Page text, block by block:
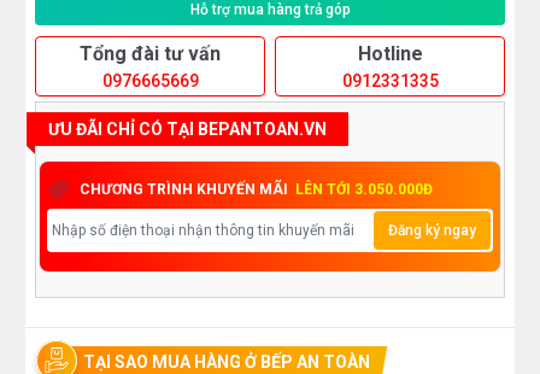
Hỗ trợ mua hàng trả góp
Tổng đài tư vấn
0976665669
Hotline
0912331335
ƯU ĐÃI CHỈ CÓ TẠI BEPANTOAN.VN
CHƯƠNG TRÌNH KHUYẾN MÃI LÊN TỚI 3.050.000Đ
Đăng ký ngay
TẠI SAO MUA HÀNG Ở BẾP AN TOÀN